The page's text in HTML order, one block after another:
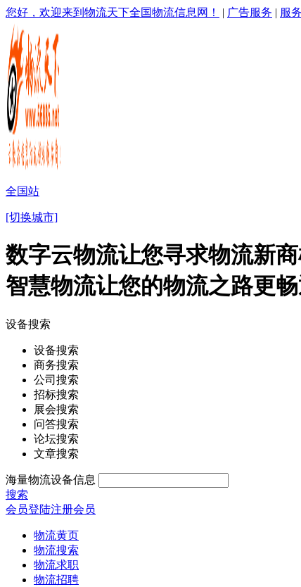
您好，欢迎来到物流天下全国物流信息网！ | 广告服务 | 服
全国站
[切换城市]
数字云物流让您寻求物流新
智慧物流让您的物流之路更畅
设备搜索
设备搜索
商务搜索
公司搜索
招标搜索
展会搜索
问答搜索
论坛搜索
文章搜索
海量物流设备信息
搜索
会员登陆注册会员
物流黄页
物流搜索
物流求职
物流招聘